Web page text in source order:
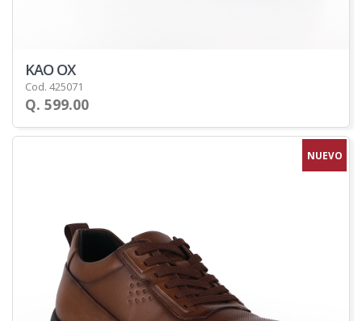
KAO OX
Cod. 425071
Q. 599.00
NUEVO